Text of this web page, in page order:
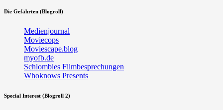
Die Gefährten (Blogroll)
Medienjournal
Moviecops
Moviescape.blog
myofb.de
Schlombies Filmbesprechungen
Whoknows Presents
Special Interest (Blogroll 2)